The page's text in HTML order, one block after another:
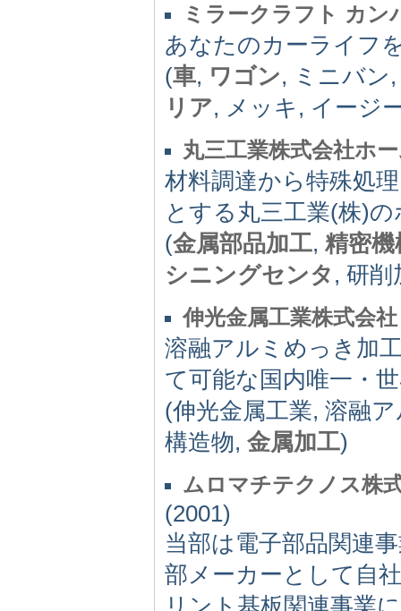
ミラークラフト カン
あなたのカーライフ
(車, ワゴン, ミニバン
リア, メッキ, イージ
丸三工業株式会社ホ
材料調達から特殊処
とする丸三工業(株)
(金属部品加工, 精密機
シニングセンタ , 研
伸光金属工業株式会社
溶融アルミめっき加
て可能な国内唯一・
(伸光金属工業, 溶融
構造物, 金属加工)
ムロマチテクノス株
(2001)
当部は電子部品関連
部メーカーとして自
リント基板関連事業